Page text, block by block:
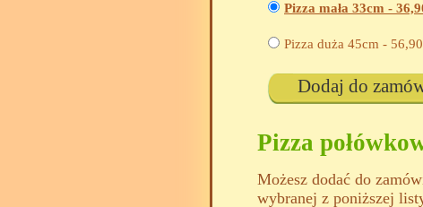
Pizza mała 33cm -
Pizza duża 45cm - 56,90
Dodaj do
Pizza
Możesz dodać do
wybranej z poniższej